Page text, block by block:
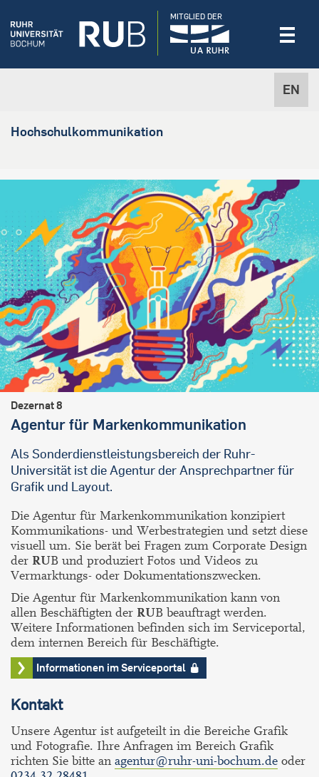
EN
MITGLIED DER
Hochschulkommunikation
Dezernat 8
Agentur für Markenkommunikation
Als Sonderdienstleistungsbereich der Ruhr-
Universität ist die Agentur der Ansprechpartner für
Grafik und Layout.
Die Agentur für Markenkommunikation konzipiert
Kommunikations- und Werbestrategien und setzt diese
visuell um. Sie berät bei Fragen zum Corporate Design
der RUB und produziert Fotos und Videos zu
Vermarktungs- oder Dokumentationszwecken.
Die Agentur für Markenkommunikation kann von
allen Beschäftigten der RUB beauftragt werden.
Weitere Informationen befinden sich im Serviceportal,
dem internen Bereich für Beschäftigte.
Informationen im Serviceportal
Kontakt
Unsere Agentur ist aufgeteilt in die Bereiche Grafik
und Fotografie. Ihre Anfragen im Bereich Grafik
richten Sie bitte an agentur@ruhr-uni-bochum.de oder